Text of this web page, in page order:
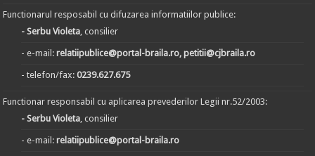
Functionarul resposabil cu difuzarea informatiilor publice:
- Serbu Violeta, consilier
- e-mail:relatiipublice@portal-braila.ro, petitii@cjbraila.ro
- telefon/fax:0239.627.675
Functionar responsabil cu aplicarea prevederilor Legii nr.52/2003:
- Serbu Violeta, consilier
- e-mail:relatiipublice@portal-braila.ro